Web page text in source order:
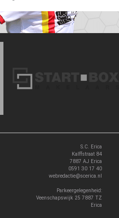
S.C. Erica
Kalffstraat 84
7887 AJ Erica
0591 30 17 40
webredactie@scerica.nl
Parkeergelegenheid:
Veenschapswijk 25 7887 TZ
Erica